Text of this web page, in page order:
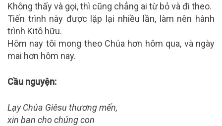
Không thấy và gọi, thì cũng chẳng ai từ bỏ và đi theo.
Tiến trình này được lặp lại nhiều lần, làm nên hành
trình Kitô hữu.
Hôm nay tôi mong theo Chúa hơn hôm qua, và ngày
mai hơn hôm nay.
Cầu nguyện:
Lạy Chúa Giêsu thương mến,
xin ban cho chúng con